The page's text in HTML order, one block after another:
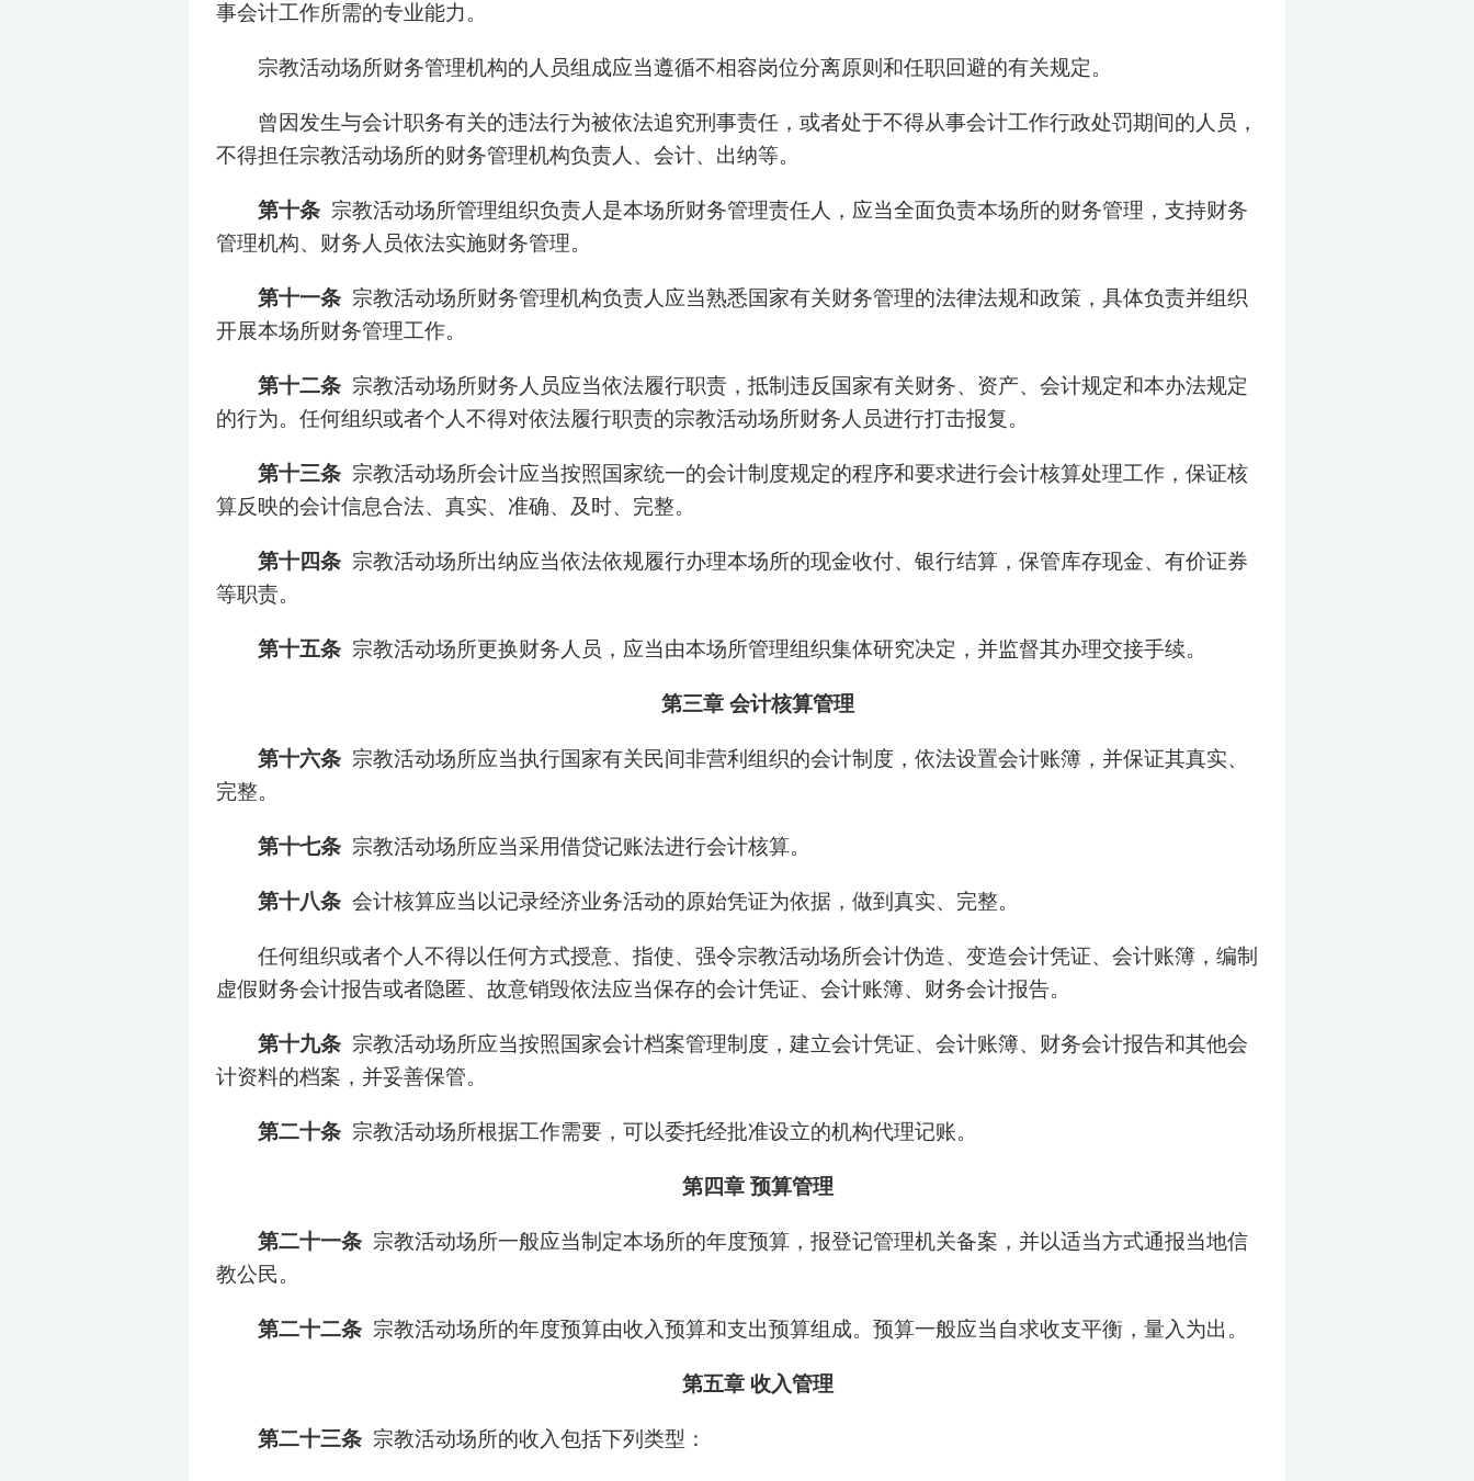
事会计工作所需的专业能力。
宗教活动场所财务管理机构的人员组成应当遵循不相容岗位分离原则和任职回避的有关规定。
曾因发生与会计职务有关的违法行为被依法追究刑事责任，或者处于不得从事会计工作行政处罚期间的人员，
不得担任宗教活动场所的财务管理机构负责人、会计、出纳等。
第十条 宗教活动场所管理组织负责人是本场所财务管理责任人，应当全面负责本场所的财务管理，支持财务
管理机构、财务人员依法实施财务管理。
第十一条 宗教活动场所财务管理机构负责人应当熟悉国家有关财务管理的法律法规和政策，具体负责并组织
开展本场所财务管理工作。
第十二条 宗教活动场所财务人员应当依法履行职责，抵制违反国家有关财务、资产、会计规定和本办法规定
的行为。任何组织或者个人不得对依法履行职责的宗教活动场所财务人员进行打击报复。
第十三条 宗教活动场所会计应当按照国家统一的会计制度规定的程序和要求进行会计核算处理工作，保证核
算反映的会计信息合法、真实、准确、及时、完整。
第十四条 宗教活动场所出纳应当依法依规履行办理本场所的现金收付、银行结算，保管库存现金、有价证券
等职责。
第十五条 宗教活动场所更换财务人员，应当由本场所管理组织集体研究决定，并监督其办理交接手续。
第三章 会计核算管理
第十六条 宗教活动场所应当执行国家有关民间非营利组织的会计制度，依法设置会计账簿，并保证其真实、
完整。
第十七条 宗教活动场所应当采用借贷记账法进行会计核算。
第十八条 会计核算应当以记录经济业务活动的原始凭证为依据，做到真实、完整。
任何组织或者个人不得以任何方式授意、指使、强令宗教活动场所会计伪造、变造会计凭证、会计账簿，编制
虚假财务会计报告或者隐匿、故意销毁依法应当保存的会计凭证、会计账簿、财务会计报告。
第十九条 宗教活动场所应当按照国家会计档案管理制度，建立会计凭证、会计账簿、财务会计报告和其他会
计资料的档案，并妥善保管。
第二十条 宗教活动场所根据工作需要，可以委托经批准设立的机构代理记账。
第四章 预算管理
第二十一条 宗教活动场所一般应当制定本场所的年度预算，报登记管理机关备案，并以适当方式通报当地信
教公民。
第二十二条 宗教活动场所的年度预算由收入预算和支出预算组成。预算一般应当自求收支平衡，量入为出。
第五章 收入管理
第二十三条 宗教活动场所的收入包括下列类型：